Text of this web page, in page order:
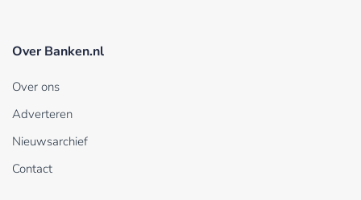
Over Banken.nl
Over ons
Adverteren
Nieuwsarchief
Contact